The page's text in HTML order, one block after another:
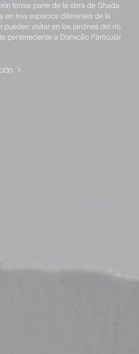
forma parte de la obra de Ghada
en tres espacios diferentes de la
pueden visitar en los jardines del río
perteneciente a Domicilio Particular